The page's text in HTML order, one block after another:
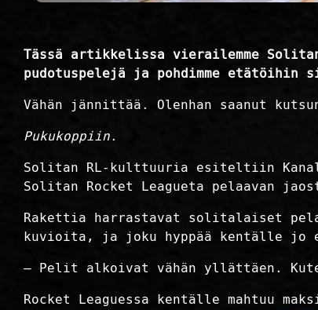
Tässä artikkelissa vierailemme Solitan
pudotuspelejä ja pohdimme
Vähän jännittää. Olenhan saanut
Pukukoppiin.
Solitan RL-kulttuuria esiteltiin
Solitan Rocket Leagueta pelaavan
Rakettia harrastavat solitalaiset
kuvioita, ja joku hyppää kentälle jo
– Pelit alkoivat vähän yllättäen.
Rocket Leaguessa kentälle mahtuu